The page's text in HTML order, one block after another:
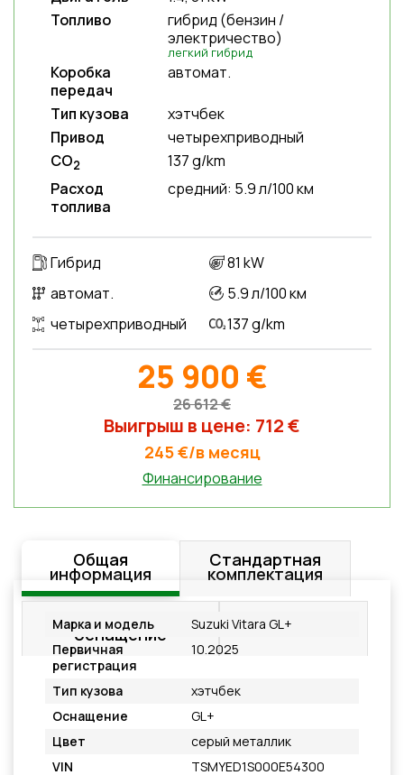
Топливо
гибрид (бензин /
электричество)
легкий гибрид
Коробка
передач
автомат.
Тип кузова
хэтчбек
Привод
четырехприводный
CO2
137 g/km
Расход
топлива
средний: 5.9 л/100 км
Гибрид
автомат.
четырехприводный
81 kW
5.9 л/100 км
137 g/km
25 900 €
26 612 €
Выигрыш в цене: 712 €
245 €/в месяц
Финансирование
Общая
информация
Стандартная
комплектация
Дополнительное
оснащение
Подробнее
Марка и модель
Suzuki Vitara GL+
Первичная
регистрация
10.2025
Тип кузова
хэтчбек
Оснащение
GL+
Цвет
серый металлик
VIN
TSMYED1S000E54300